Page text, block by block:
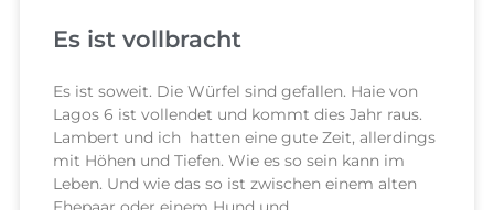
Es ist vollbracht
Es ist soweit. Die Würfel sind gefallen. Haie von
Lagos 6 ist vollendet und kommt dies Jahr raus.
Lambert und ich hatten eine gute Zeit, allerdings
mit Höhen und Tiefen. Wie es so sein kann im
Leben. Und wie das so ist zwischen einem alten